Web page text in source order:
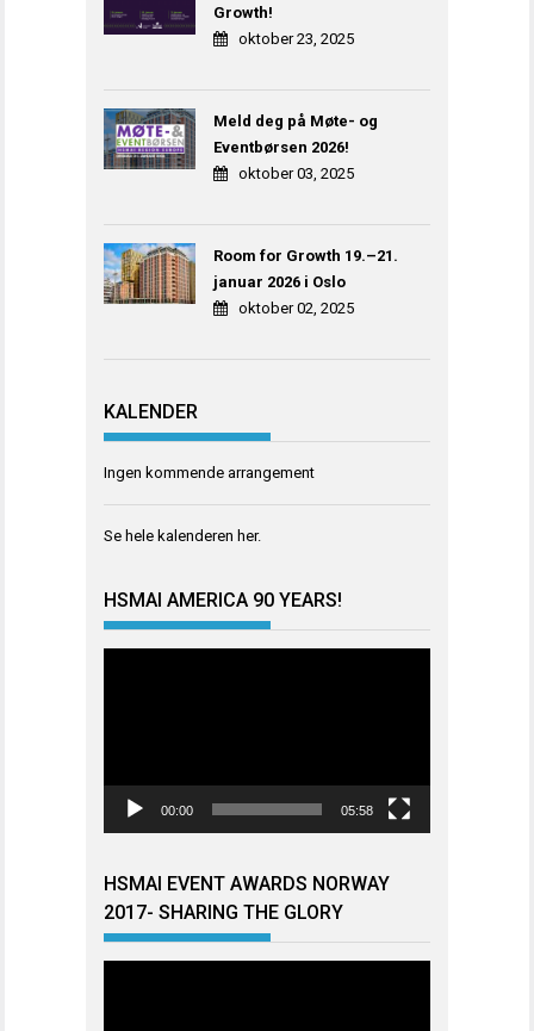
Growth!
oktober 23, 2025
Meld deg på Møte- og
Eventbørsen 2026!
oktober 03, 2025
Room for Growth 19.–21.
januar 2026 i Oslo
oktober 02, 2025
KALENDER
Ingen kommende arrangement
Se hele kalenderen her.
HSMAI AMERICA 90 YEARS!
00:00 05:58
HSMAI EVENT AWARDS NORWAY
2017- SHARING THE GLORY